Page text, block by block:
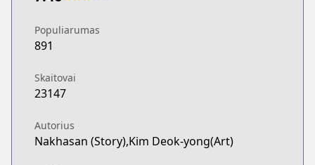
Populiarumas
891
Skaitovai
23147
Autorius
Nakhasan (Story),Kim Deok-yong(Art)